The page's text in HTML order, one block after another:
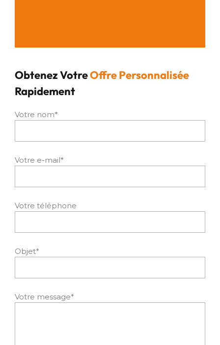
Obtenez VotreOffre Personnalisée
Rapidement
Votre nom*
Votre e-mail*
Votre téléphone
Objet*
Votre message*